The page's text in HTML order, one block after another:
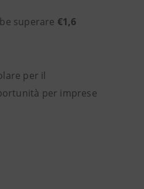
superare €1,6
per il
per imprese